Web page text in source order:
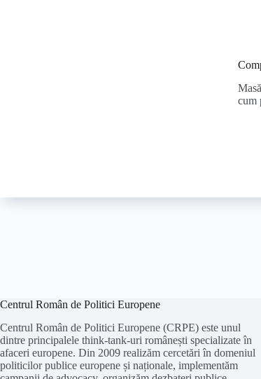
cum
Centrul Român de Politici Europene
Centrul Român de Politici Europene (CRPE) este unul
dintre principalele think-tank-uri românești specializate în
afaceri europene. Din 2009 realizăm cercetări în domeniul
politicilor publice europene și naționale, implementăm